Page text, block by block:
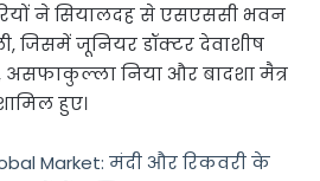
ने सियालदह से एसएससी भवन
जिसमें जूनियर डॉक्टर देवाशीष
असफाकुल्ला निया और बादशा मैत्र
हुए।
Market: मंदी और रिकवरी के